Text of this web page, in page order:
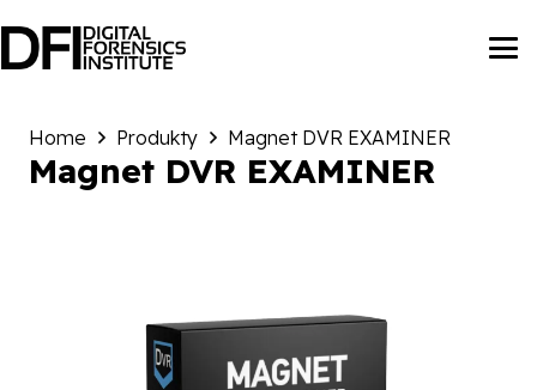
Home Produkty Magnet DVR EXAMINER
Magnet DVR EXAMINER